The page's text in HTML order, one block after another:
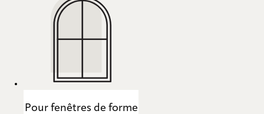
Pour fenêtres de forme